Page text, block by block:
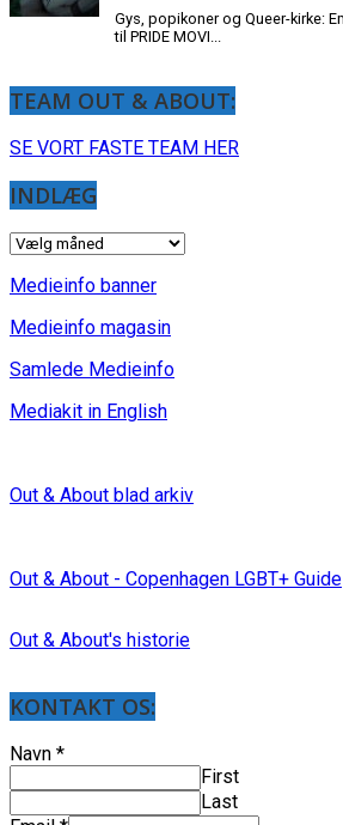
TEAM OUT & ABOUT:
SE VORT FASTE TEAM HER
INDLÆG
INDLÆG
Medieinfo banner
Medieinfo magasin
Samlede Medieinfo
Mediakit in English
Out & About blad arkiv
Out & About - Copenhagen LGBT+ Guide
Out & About's historie
KONTAKT OS:
Navn *
First
Last